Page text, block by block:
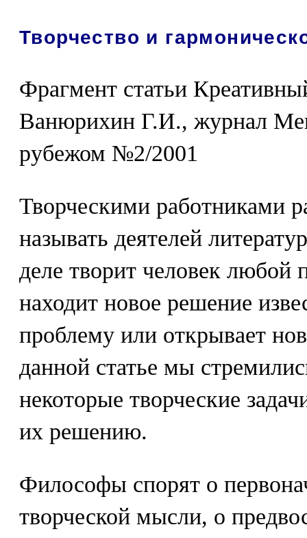
Творчество и
Фрагмент статьи
Ванюрихин Г.И., журнал
рубежом №2/2001
Творческими работниками
называть деятелей
деле творит человек любой
находит новое решение
проблему или открывает
данной статье мы
некоторые творческие
их решению.
Философы спорят о
творческой мысли, о